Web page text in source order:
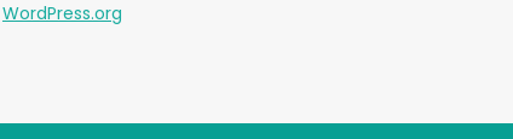
WordPress.org